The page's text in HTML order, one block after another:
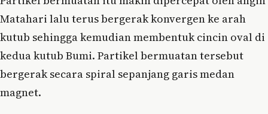
Matahari lalu terus bergerak konvergen ke arah
kutub sehingga kemudian membentuk cincin oval di
kedua kutub Bumi. Partikel bermuatan tersebut
bergerak secara spiral sepanjang garis medan
magnet.